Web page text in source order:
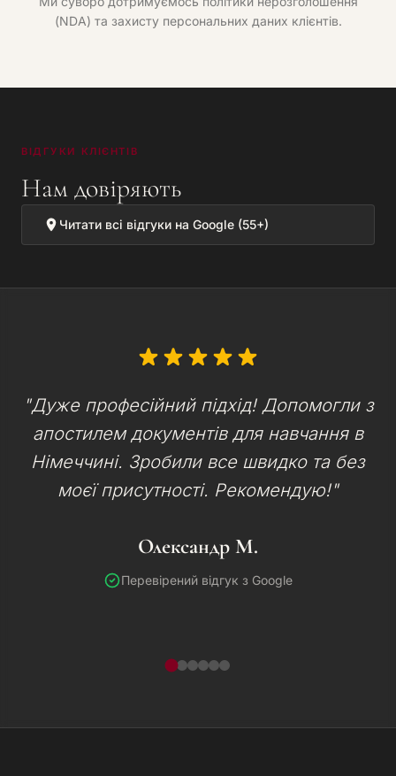
(NDA) та захисту персональних даних клієнтів.
ВІДГУКИ КЛІЄНТІВ
Нам довіряють
Читати всі відгуки на Google (55+)
"Дуже професійний підхід! Допомогли з
апостилем документів для навчання в
Німеччині. Зробили все швидко та без
моєї присутності. Рекомендую!"
Олександр М.
Перевірений відгук з Google